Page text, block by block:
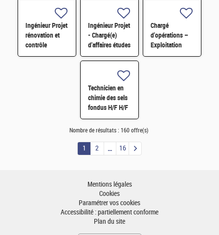
Ingénieur Projet
rénovation et
contrôle
commande
Ingénieur Projet
- Chargé(e)
d'affaires études
et travaux STEL
Chargé
d'opérations –
Exploitation
Electrique H/F
Technicien en
chimie des sels
fondus H/F H/F
Nombre de résultats : 160 offre(s)
1 2 16
Mentions légales
Cookies
Paramétrer vos cookies
Accessibilité : partiellement conforme
Plan du site